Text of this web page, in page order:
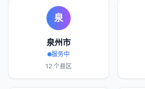
泉
泉州市
服务中
12 个县区